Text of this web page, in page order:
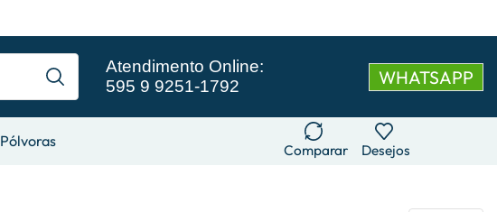
Atendimento Online:
595 9 9251-1792
WHATSAPP
Pólvoras Comparar Desejos